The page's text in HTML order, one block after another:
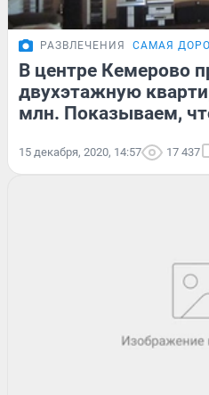
РАЗВЛЕЧЕНИЯ САМАЯ
В центре Кемерово
двухэтажную
млн. Показываем,
15 декабря, 2020, 14:57 17 437